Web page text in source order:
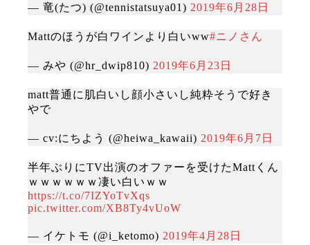
— 竜(たつ) (@tennistatsuya01) 2019年6月28日
Mattのほうが白ワインより白いww#ニノさん
— みや (@hr_dwip810) 2019年6月23日
matt普通に肌白いし顔小さいし純粋そうで好き
やで
— cv:にちよう (@heiwa_kawaii) 2019年6月7日
半年ぶりにTV出演のオファーを受けたMattくん
ｗｗｗｗｗｗ凄い白いｗｗ
https://t.co/7IZYoTvXqs
pic.twitter.com/XB8Ty4vUoW
— イケトモ (@i_ketomo) 2019年4月28日